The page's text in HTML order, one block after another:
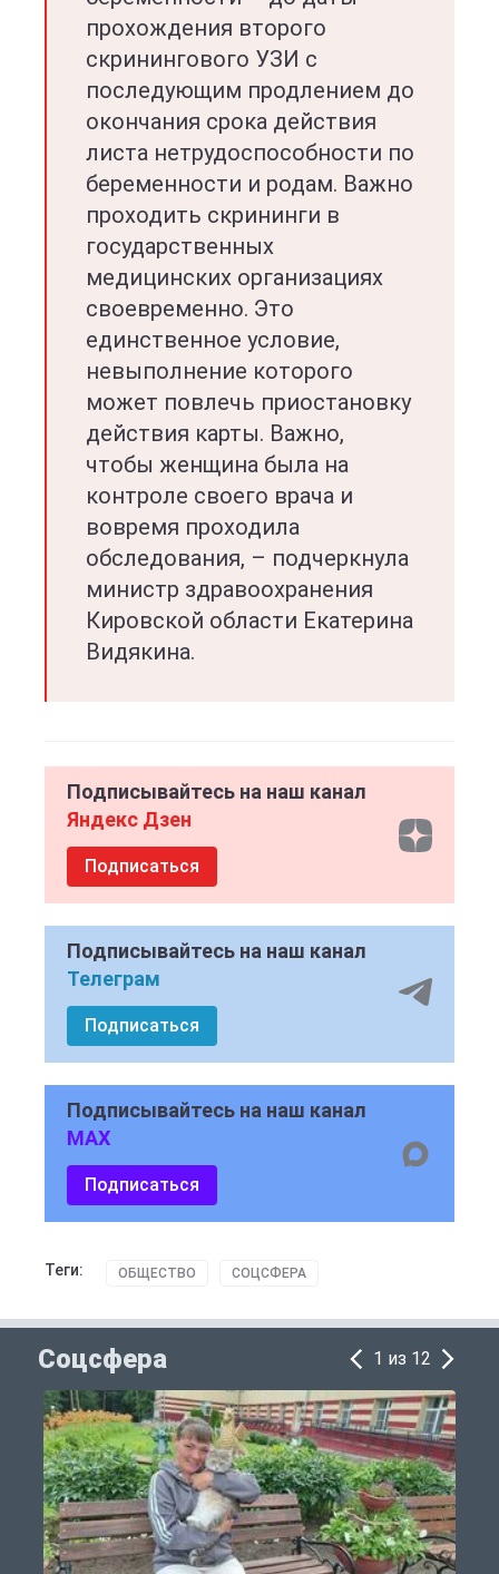
прохождения второго
скринингового УЗИ с
последующим продлением до
окончания срока действия
листа нетрудоспособности по
беременности и родам. Важно
проходить скрининги в
государственных
медицинских организациях
своевременно. Это
единственное условие,
невыполнение которого
может повлечь приостановку
действия карты. Важно,
чтобы женщина была на
контроле своего врача и
вовремя проходила
обследования, – подчеркнула
министр здравоохранения
Кировской области Екатерина
Видякина.
Подписывайтесь на наш канал
Яндекс Дзен
Подписаться
Подписывайтесь на наш канал
Телеграм
Подписаться
Подписывайтесь на наш канал
MAX
Подписаться
Теги: ОБЩЕСТВО СОЦСФЕРА
Соцсфера 1 из 12